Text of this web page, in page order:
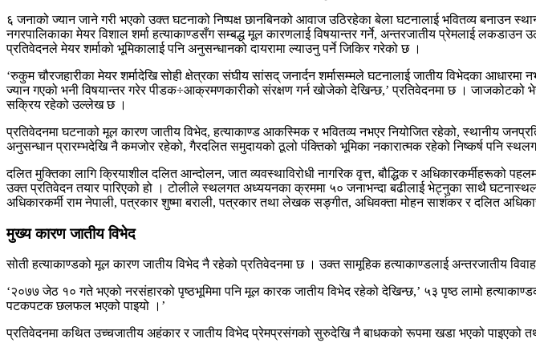
६ जनाको ज्यान जाने गरी भएको उक्त घटनाको निष्पक्ष छानबिनको आवाज उठिरहेका बेला घटनालाई भवितव्य बनाउन
नगरपालिकाका मेयर विशाल शर्मा हत्याकाण्डसँग सम्बद्ध मूल कारणलाई विषयान्तर गर्ने, अन्तरजातीय प्रेमलाई
प्रतिवेदनले मेयर शर्माको भूमिकालाई पनि अनुसन्धानको दायरामा ल्याउनु पर्ने जिकिर गरेको छ ।
‘रुकुम चौरजहारीका मेयर शर्मादेखि सोही क्षेत्रका संघीय सांसद् जनार्दन शर्मासम्मले घटनालाई जातीय विभेदका
ज्यान गएको भनी विषयान्तर गरेर पीडक÷आक्रमणकारीको संरक्षण गर्न खोजेको देखिन्छ,’ प्रतिवेदनमा छ । जाजकोटको
सक्रिय रहेको उल्लेख छ ।
प्रतिवेदनमा घटनाको मूल कारण जातीय विभेद, हत्याकाण्ड आकस्मिक र भवितव्य नभएर नियोजित रहेको, स्थानीय
अनुसन्धान प्रारम्भदेखि नै कमजोर रहेको, गैरदलित समुदायको ठूलो पंक्तिको भूमिका नकारात्मक रहेको निष्कर्ष पनि
दलित मुक्तिका लागि क्रियाशील दलित आन्दोलन, जात व्यवस्थाविरोधी नागरिक वृत्त, बौद्धिक र अधिकारकर्मीहरूको
उक्त प्रतिवेदन तयार पारिएको हो । टोलीले स्थलगत अध्ययनका क्रममा ५० जनाभन्दा बढीलाई भेट्नुका साथै
अधिकारकर्मी राम नेपाली, पत्रकार शुष्मा बराली, पत्रकार तथा लेखक सङ्गीत, अधिवक्ता मोहन साशंकर र दलित
मुख्य कारण जातीय विभेद
सोती हत्याकाण्डको मूल कारण जातीय विभेद नै रहेको प्रतिवेदनमा छ । उक्त सामूहिक हत्याकाण्डलाई अन्तरजातीय
‘२०७७ जेठ १० गते भएको नरसंहारको पृष्ठभूमिमा पनि मूल कारक जातीय विभेद रहेको देखिन्छ,’ ५३ पृष्ठ लामो
पटकपटक छलफल भएको पाइयो ।’
प्रतिवेदनमा कथित उच्चजातीय अहंकार र जातीय विभेद प्रेमप्रसंगको सुरुदेखि नै बाधकको रूपमा खडा भएको पाइएको